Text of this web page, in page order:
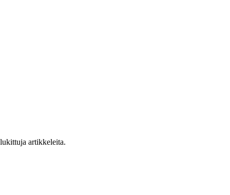
artikkeleita.